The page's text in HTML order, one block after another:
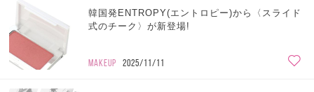
韓国発ENTROPY(エントロピー)から〈スライド
式のチーク〉が新登場!
MAKEUP 2025/11/11